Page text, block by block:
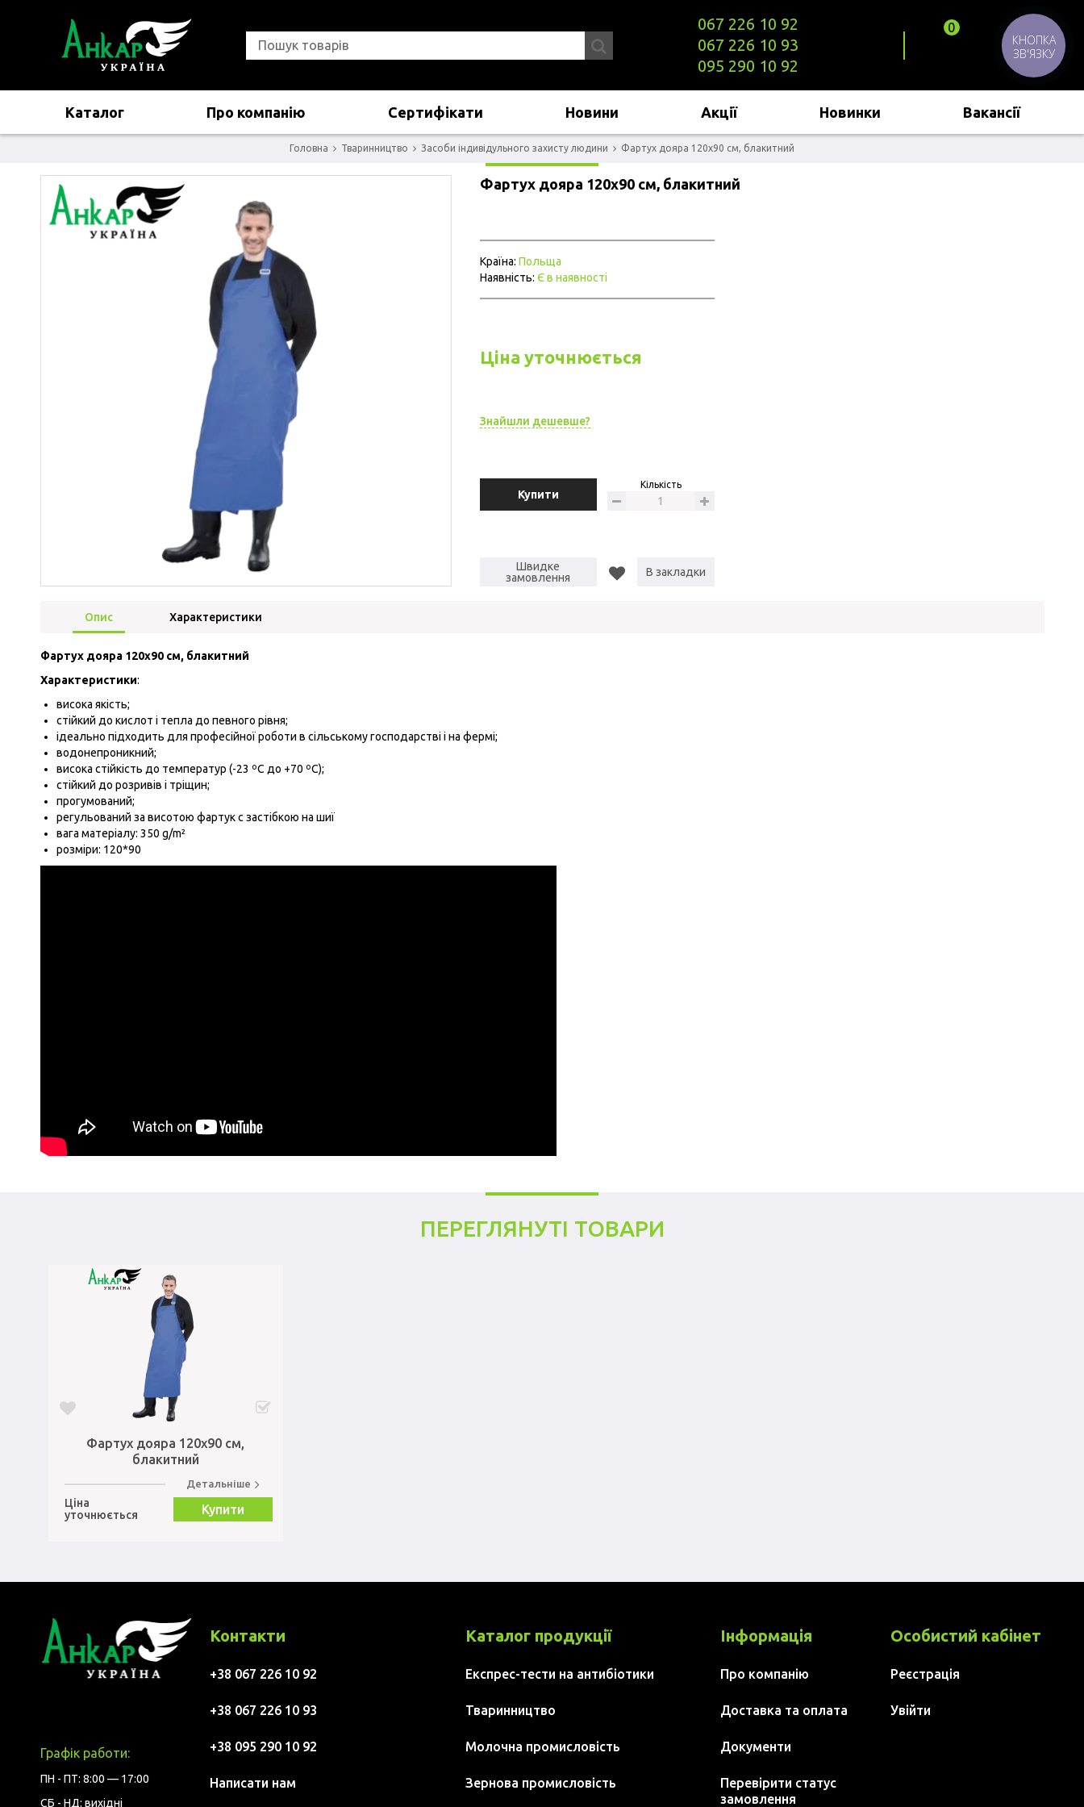
067 226 10 92
067 226 10 93
095 290 10 92
0
Каталог Про компанію Сертифікати Новини Акції Новинки Вакансії
Головна Тваринництво Засоби індивідульного захисту людини Фартух дояра 120х90 см, блакитний
Фартух дояра 120х90 см, блакитний
Країна: Польща
Наявність: Є в наявності
Ціна уточнюється
Знайшли дешевше?
Купити
Кількість
Швидке
замовлення
В закладки
Опис Характеристики
Фартух дояра 120х90 см, блакитний
Характеристики:
висока якість;
стійкий до кислот і тепла до певного рівня;
ідеально підходить для професійної роботи в сільському господарстві і на фермі;
водонепроникний;
висока стійкість до температур (-23 ºС до +70 ºС);
стійкий до розривів і тріщин;
прогумований;
регульований за висотою фартук с застібкою на шиї
вага матеріалу: 350 g/m²
розміри: 120*90
ПЕРЕГЛЯНУТІ ТОВАРИ
Фартух дояра 120х90 см,
блакитний
Ціна
уточнюється
Детальніше
Купити
Графік работи:
ПН - ПТ: 8:00 — 17:00
СБ - НД: вихідні
Контакти
+38 067 226 10 92
+38 067 226 10 93
+38 095 290 10 92
Написати нам
Каталог продукції
Експрес-тести на антибіотики
Тваринництво
Молочна промисловість
Зернова промисловість
Інформація
Про компанію
Доставка та оплата
Документи
Перевірити статус
замовлення
Особистий кабінет
Реєстрація
Увійти
КНОПКА
ЗВ'ЯЗКУ